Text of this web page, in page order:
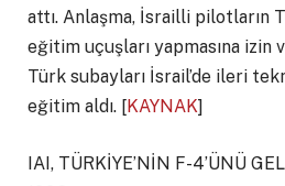
attı. Anlaşma, İsrailli pilotların
eğitim uçuşları yapmasına izin
Türk subayları İsrail’de ileri
eğitim aldı. [KAYNAK]
IAI, TÜRKİYE’NİN F-4’ÜNÜ